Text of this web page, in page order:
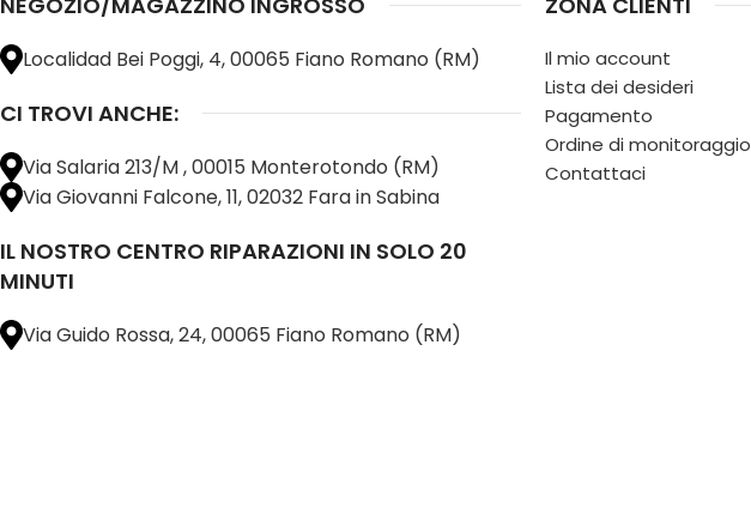
Localidad Bei Poggi, 4, 00065 Fiano Romano (RM)
CI TROVI ANCHE:
Via Salaria 213/M , 00015 Monterotondo (RM)
Via Giovanni Falcone, 11, 02032 Fara in Sabina
IL NOSTRO CENTRO RIPARAZIONI IN SOLO 20
MINUTI
Via Guido Rossa, 24, 00065 Fiano Romano (RM)
Il mio account
Lista dei desideri
Pagamento
Ordine di monitoraggio
Contattaci